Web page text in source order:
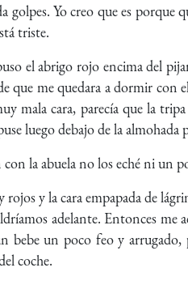
Yo creo que es porque
triste.
el abrigo rojo encima del
que me quedara a dormir con
mala cara, parecía que la
luego debajo de la almohada
la abuela no los eché ni un
y la cara empapada de
adelante. Entonces me
bebe un poco feo y
coche.